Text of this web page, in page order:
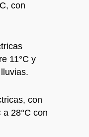
con
11°C y
con
28°C con